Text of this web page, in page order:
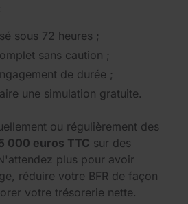
sous 72 heures ;
sans caution ;
de durée ;
une simulation gratuite.
ou régulièrement des
000 euros TTC sur des
plus pour avoir
réduire votre BFR de façon
votre trésorerie nette.